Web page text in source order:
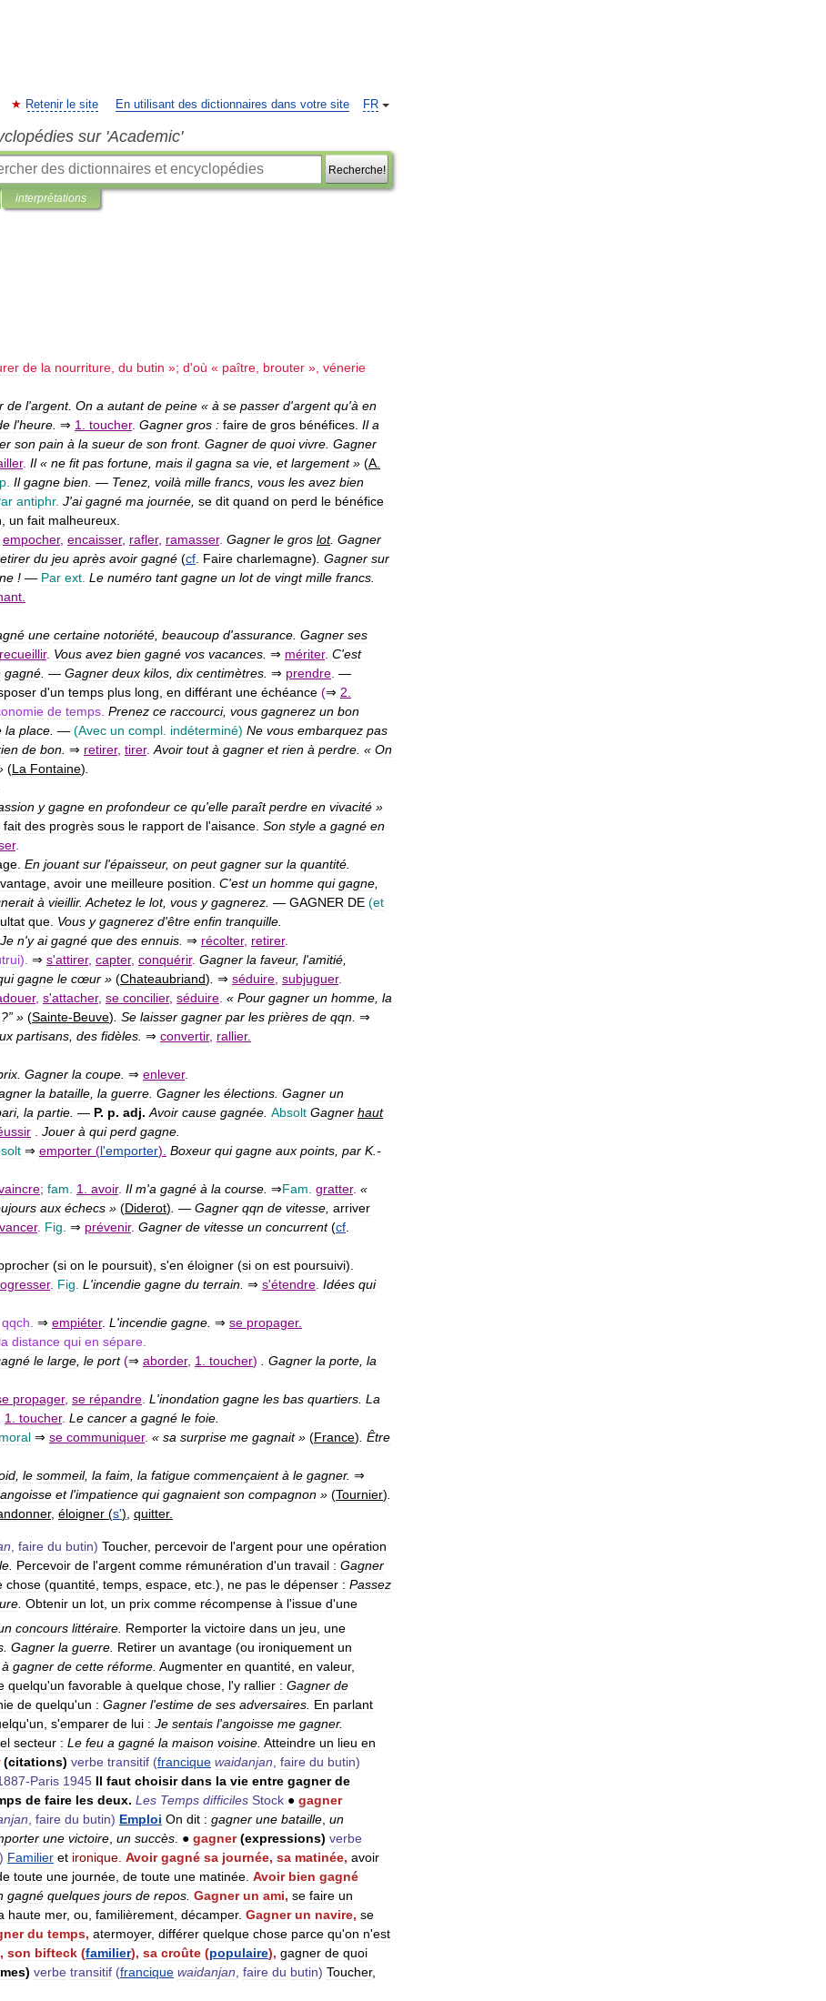
FR
Retenir le site En utilisant des dictionnaires dans votre site
sur 'Academic'
Recherche!
interprétations
de la nourriture du butin »; d'où « paître brouter », vénerie
de l'argent. On a autant de peine « à se passer d'argent qu'à en
l'heure ⇒ 1 toucher. Gagner gros : faire de gros bénéfices Il a
son pain à la sueur de son front. Gagner de quoi vivre Gagner
. Il« ne fit pas fortune mais il gagna sa vie et largement» (A
Il gagne bien — Tenez voilà mille francs vous les avez bien
antiphr. J'ai gagné ma journée se dit quand on perd le bénéfice
un fait malheureux
empocher, encaisser, rafler, ramasser. Gagner le gros lot. Gagner
du jeu après avoir gagné (cf Faire charlemagne) Gagner sur
! — Par ext Le numéro tant gagne un lot de vingt mille francs
une certaine notoriété beaucoup d'assurance Gagner ses
recueillir. Vous avez bien gagné vos vacances ⇒ mériter. C'est
gagné — Gagner deux kilos dix centimètres ⇒ prendre —
d'un temps plus long en différant une échéance (⇒ 2
de temps Prenez ce raccourci, vous gagnerez un bon
la place — (Avec un compl indéterminé) Ne vous embarquez pas
de bon ⇒ retirer, tirer. Avoir tout à gagner et rien à perdre . « On
(La Fontaine)
y gagne en profondeur ce qu'elle paraît perdre en vivacité »
fait des progrès sous le rapport de l'aisance Son style a gagné en
.
En jouant sur l'épaisseur, on peut gagner sur la quantité
avoir une meilleure position C'est un homme qui gagne
à vieillir. Achetez le lot, vous y gagnerez — GAGNER DE (et
que Vous y gagnerez d'être enfin tranquille
Je n'y ai gagné que des ennuis ⇒ récolter, retirer.
). ⇒ s'attirer, capter, conquérir. Gagner la faveur, l'amitié
gagne le cœur » (Chateaubriand) ⇒ séduire subjuguer.
, s'attacher, se concilier, séduire « Pour gagner un homme la
» (Sainte-Beuve) Se laisser gagner par les prières de qqn ⇒
partisans des fidèles ⇒ convertir, rallier.
Gagner la coupe ⇒ enlever.
la bataille la guerre Gagner les élections Gagner un
, la partie — P. p. adj. Avoir cause gagnée Absolt Gagner haut
Jouer à qui perd gagne
⇒ emporter (l'emporter). Boxeur qui gagne aux points par K.-
; fam 1 avoir. Il m'a gagné à la course ⇒Fam gratter. «
aux échecs » (Diderot) — Gagner qqn de vitesse arriver
. Fig ⇒ prévenir. Gagner de vitesse un concurrent (cf
(si on le poursuit), s'en éloigner (si on est poursuivi).
. Fig L 'incendie gagne du terrain ⇒ s'étendre Idées qui
qqch ⇒ empiéter. L 'incendie gagne ⇒ se propager.
la distance qui en sépare
le large le port (⇒ aborder, 1 toucher) Gagner la porte la
propager, se répandre L 'inondation gagne les bas quartiers La
1 toucher. Le cancer a gagné le foie
moral ⇒ se communiquer. « sa surprise me gagnait» (France) Être
le sommeil, la faim la fatigue commençaient à le gagner. ⇒
angoisse et l'impatience qui gagnaient son compagnon » (Tournier)
, éloigner (s') quitter.
faire du butin) Toucher, percevoir de l'argent pour une opération
Percevoir de l'argent comme rémunération d'un travail : Gagner
chose (quantité temps espace etc .), ne pas le dépenser : Passez
Obtenir un lot un prix comme récompense à l'issue d'une
concours littéraire Remporter la victoire dans un jeu une
Gagner la guerre Retirer un avantage (ou ironiquement un
à gagner de cette réforme Augmenter en quantité en valeur,
quelqu'un favorable à quelque chose l'y rallier : Gagner de
de quelqu'un : Gagner l'estime de ses adversaires En parlant
'un s'emparer de lui : Je sentais l'angoisse me gagner.
secteur : Le feu a gagné la maison voisine Atteindre un lieu en
(citations) verbe transitif (francique waidanjan faire du butin)
-Paris 1945 Il faut choisir dans la vie entre gagner de
de faire les deux. Les Temps difficiles Stock ● gagner
faire du butin) Emploi On dit : gagner une bataille un
une victoire un succès ● gagner(expressions) verbe
) Familier et ironique Avoir gagné sa journée, sa matinée, avoir
toute une journée de toute une matinée Avoir bien gagné
gagné quelques jours de repos Gagner un ami, se faire un
haute mer, ou familièrement décamper. Gagner un navire, se
du temps, atermoyer, différer quelque chose parce qu'on n'est
, son bifteck (familier), sa croûte (populaire), gagner de quoi
) verbe transitif (francique waidanjan faire du butin) Toucher,